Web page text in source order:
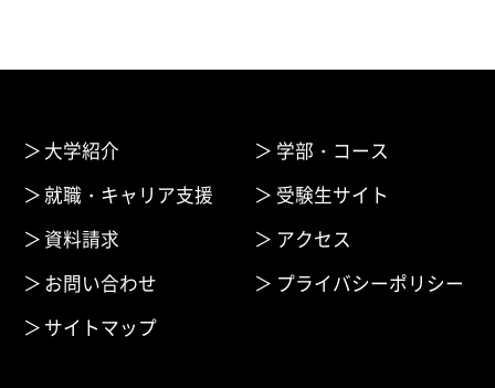
大学紹介
学部・コース
就職・キャリア支援
受験生サイト
資料請求
アクセス
お問い合わせ
プライバシーポリシー
サイトマップ